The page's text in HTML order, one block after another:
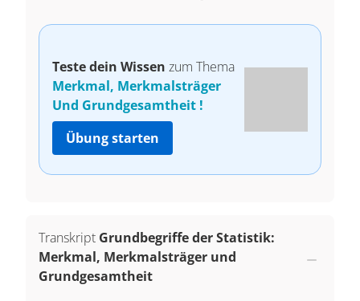
Teste dein Wissen zum Thema
Merkmal, Merkmalsträger
Und Grundgesamtheit !
Übung starten
Transkript Grundbegriffe der Statistik:
Merkmal, Merkmalsträger und
Grundgesamtheit